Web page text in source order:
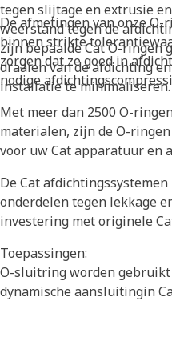
tegen slijtage en extrusie
weerstand tegen de
zijn bepaalde Cat O-ringen
draaien van de afdichting
installatie te minimaliseren.
De afmetingen van onze
binnen strikte
zorgen dat ze goed in
nodige
Met meer dan 2500 O-
materialen, zijn de O-
voor uw Cat apparatuur en
De Cat
onderdelen tegen lekkage
investering met originele
Toepassingen:
O-sluitring worden
dynamische aansluitingin